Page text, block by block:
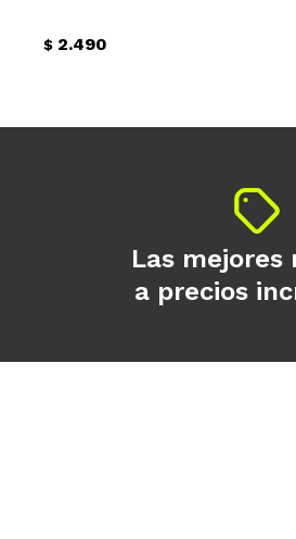
$ 2.490
Las mejores
a precios